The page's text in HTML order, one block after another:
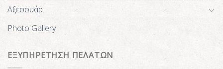
Αξεσουάρ
Photo Gallery
ΕΞΥΠΗΡΕΤΗΣΗ ΠΕΛΑΤΩΝ